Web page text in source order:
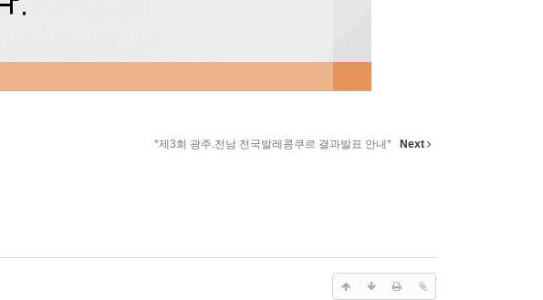
*제3회 광주.전남 전국발레콩쿠르 결과발표 안내* Next